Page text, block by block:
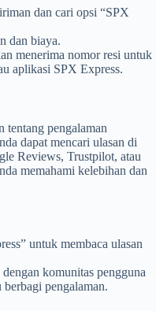
dan cari opsi “SPX
dan biaya.
menerima nomor resi untuk
aplikasi SPX Express.
tentang pengalaman
dapat mencari ulasan di
Reviews, Trustpilot, atau
memahami kelebihan dan
untuk membaca ulasan
komunitas pengguna
pengalaman.